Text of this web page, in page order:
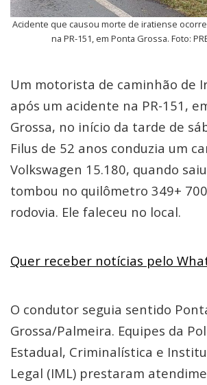
Acidente que causou morte de iratiense
na PR-151, em Ponta Grossa. Foto:
Um motorista de caminhão de
após um acidente na PR-151,
Grossa, no início da tarde de
Filus de 52 anos conduzia um
Volkswagen 15.180, quando
tombou no quilômetro 349+
rodovia. Ele faleceu no local.
Quer receber notícias pelo
O condutor seguia sentido
Grossa/Palmeira. Equipes da
Estadual, Criminalística e
Legal (IML) prestaram